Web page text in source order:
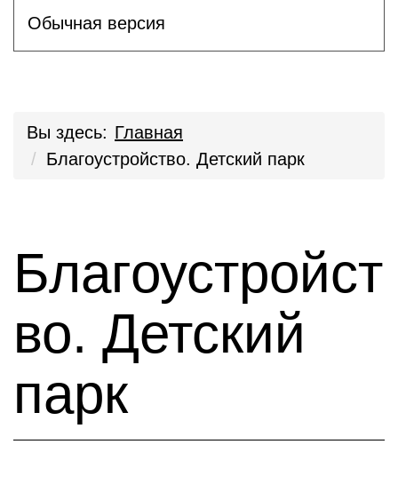
Обычная версия
Вы здесь: Главная
Благоустройство. Детский парк
Благоустройст
во. Детский
парк